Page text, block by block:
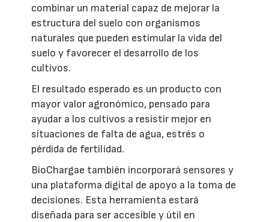
combinar un material capaz de mejorar la
estructura del suelo con organismos
naturales que pueden estimular la vida del
suelo y favorecer el desarrollo de los
cultivos.
El resultado esperado es un producto con
mayor valor agronómico, pensado para
ayudar a los cultivos a resistir mejor en
situaciones de falta de agua, estrés o
pérdida de fertilidad.
BioChargae también incorporará sensores y
una plataforma digital de apoyo a la toma de
decisiones. Esta herramienta estará
diseñada para ser accesible y útil en